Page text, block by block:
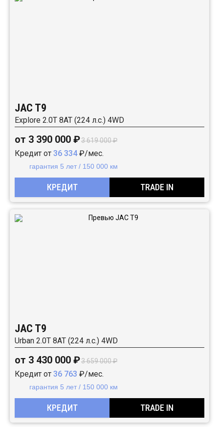
JAC T9
Explore 2.0T 8AT (224 л.с.) 4WD
от 3 390 000 ₽3 619 000 ₽
Кредит от 36 334₽/мес.
гарантия 5 лет / 150 000 км
КРЕДИТ TRADE IN
JAC T9
Urban 2.0T 8AT (224 л.с.) 4WD
от 3 430 000 ₽3 659 000 ₽
Кредит от 36 763 ₽/мес.
гарантия 5 лет / 150 000 км
КРЕДИТ TRADE IN